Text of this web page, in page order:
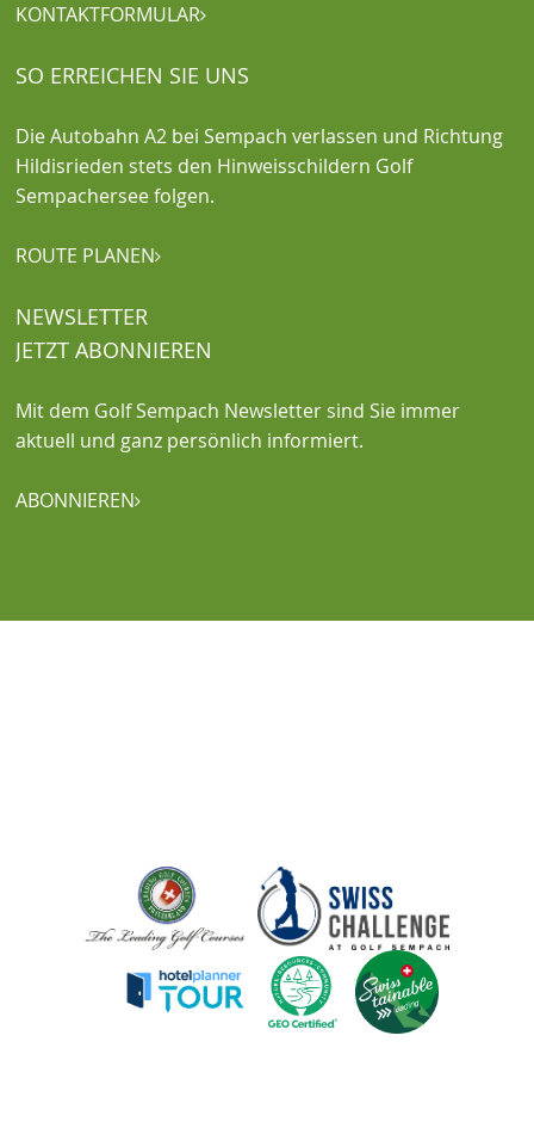
KONTAKTFORMULAR
SO ERREICHEN SIE UNS
Die Autobahn A2 bei Sempach verlassen und Richtung
Hildisrieden stets den Hinweisschildern Golf
Sempachersee folgen.
ROUTE PLANEN
NEWSLETTER
JETZT ABONNIEREN
Mit dem Golf Sempach Newsletter sind Sie immer
aktuell und ganz persönlich informiert.
ABONNIEREN